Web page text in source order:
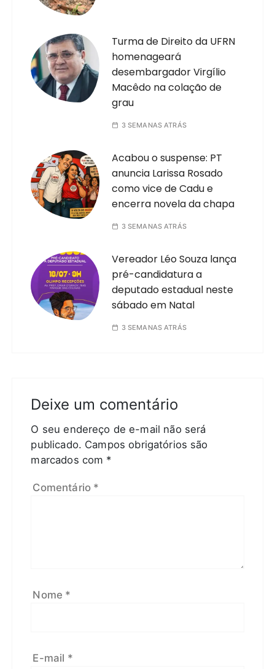
Turma de Direito da UFRN
homenageará
desembargador Virgílio
Macêdo na colação de
grau
3 SEMANAS ATRÁS
Acabou o suspense: PT
anuncia Larissa Rosado
como vice de Cadu e
encerra novela da chapa
3 SEMANAS ATRÁS
Vereador Léo Souza lança
pré-candidatura a
deputado estadual neste
sábado em Natal
3 SEMANAS ATRÁS
Deixe um comentário
O seu endereço de e-mail não será
publicado. Campos obrigatórios são
marcados com *
Comentário *
Nome *
E-mail *